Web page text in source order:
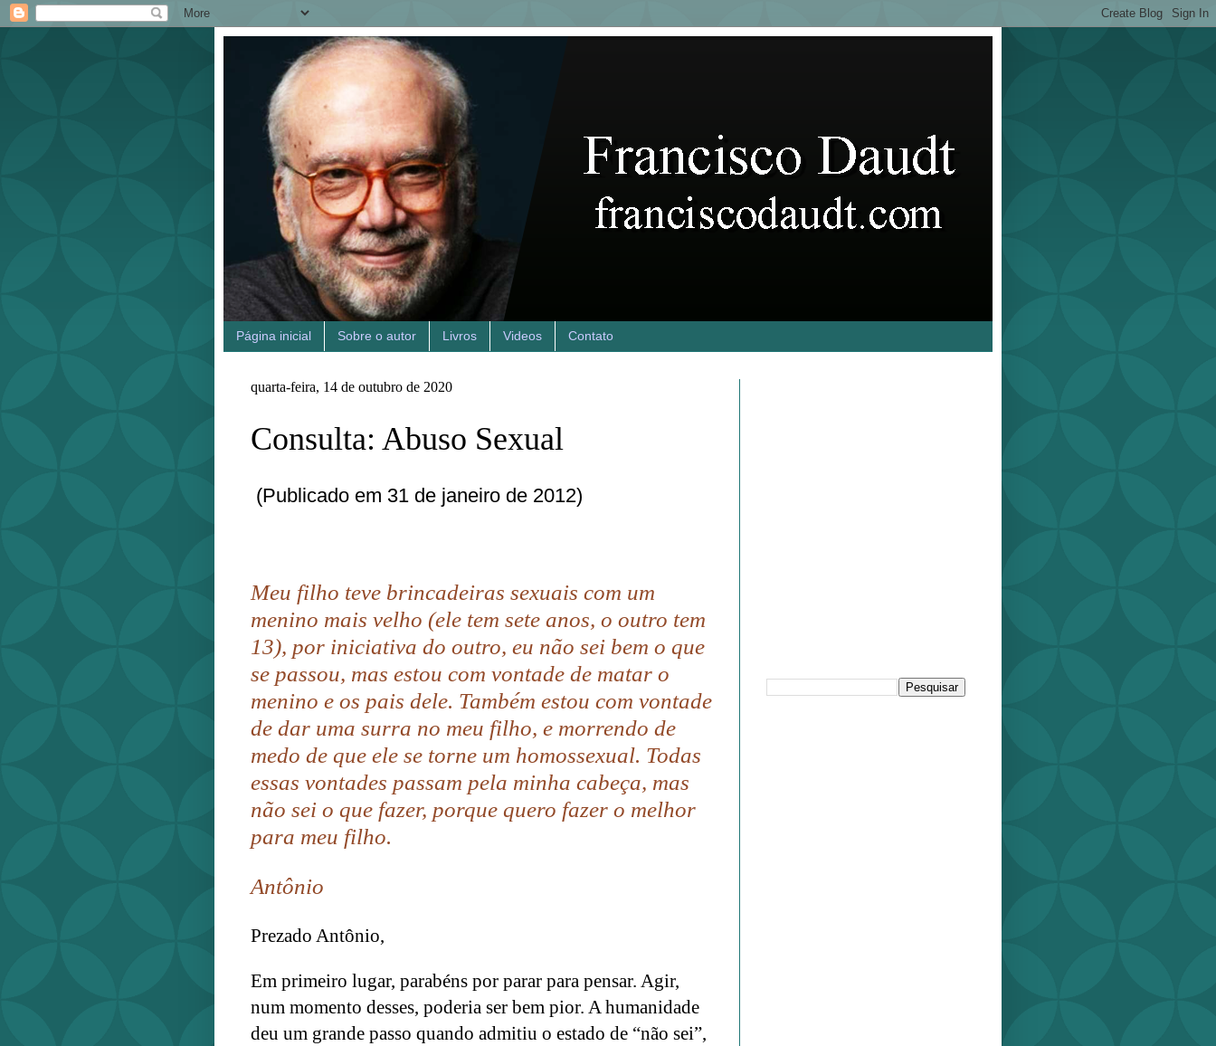
Página inicial Sobre o autor Livros Videos Contato
quarta-feira, 14 de outubro de 2020
Consulta: Abuso Sexual
(Publicado em 31 de janeiro de 2012)
Meu filho teve brincadeiras sexuais com um
menino mais velho (ele tem sete anos, o outro tem
13), por iniciativa do outro, eu não sei bem o que
se passou, mas estou com vontade de matar o
menino e os pais dele. Também estou com vontade
de dar uma surra no meu filho, e morrendo de
medo de que ele se torne um homossexual. Todas
essas vontades passam pela minha cabeça, mas
não sei o que fazer, porque quero fazer o melhor
para meu filho.
Antônio
Prezado Antônio,
Em primeiro lugar, parabéns por parar para pensar. Agir,
num momento desses, poderia ser bem pior. A humanidade
deu um grande passo quando admitiu o estado de “não sei”,